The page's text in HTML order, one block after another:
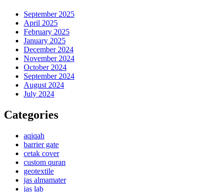
September 2025
April 2025
February 2025
January 2025
December 2024
November 2024
October 2024
September 2024
August 2024
July 2024
Categories
aqiqah
barrier gate
cetak cover
custom quran
geotextile
jas almamater
jas lab